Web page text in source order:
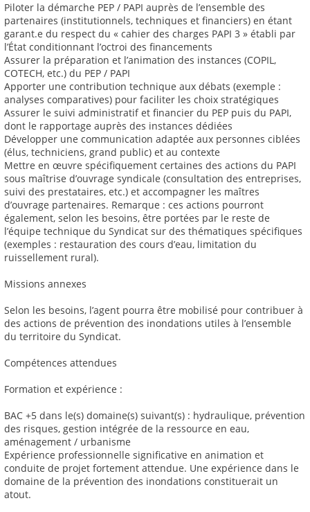
Piloter la démarche PEP / PAPI auprès de l’ensemble des
partenaires (institutionnels, techniques et financiers) en étant
garant.e du respect du « cahier des charges PAPI 3 » établi par
l’État conditionnant l’octroi des financements
Assurer la préparation et l’animation des instances (COPIL,
COTECH, etc.) du PEP / PAPI
Apporter une contribution technique aux débats (exemple :
analyses comparatives) pour faciliter les choix stratégiques
Assurer le suivi administratif et financier du PEP puis du PAPI,
dont le rapportage auprès des instances dédiées
Développer une communication adaptée aux personnes ciblées
(élus, techniciens, grand public) et au contexte
Mettre en œuvre spécifiquement certaines des actions du PAPI
sous maîtrise d’ouvrage syndicale (consultation des entreprises,
suivi des prestataires, etc.) et accompagner les maîtres
d’ouvrage partenaires. Remarque : ces actions pourront
également, selon les besoins, être portées par le reste de
l’équipe technique du Syndicat sur des thématiques spécifiques
(exemples : restauration des cours d’eau, limitation du
ruissellement rural).
Missions annexes
Selon les besoins, l’agent pourra être mobilisé pour contribuer à
des actions de prévention des inondations utiles à l’ensemble
du territoire du Syndicat.
Compétences attendues
Formation et expérience :
BAC +5 dans le(s) domaine(s) suivant(s) : hydraulique, prévention
des risques, gestion intégrée de la ressource en eau,
aménagement / urbanisme
Expérience professionnelle significative en animation et
conduite de projet fortement attendue. Une expérience dans le
domaine de la prévention des inondations constituerait un
atout.